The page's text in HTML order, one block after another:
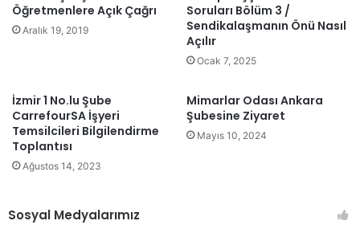
Öğretmenlere Açık Çağrı
Aralık 19, 2019
Soruları Bölüm 3 /
Sendikalaşmanın Önü Nasıl
Açılır
Ocak 7, 2025
İzmir 1 No.lu Şube
CarrefourSA İşyeri
Temsilcileri Bilgilendirme
Toplantısı
Ağustos 14, 2023
Mimarlar Odası Ankara
Şubesine Ziyaret
Mayıs 10, 2024
Sosyal Medyalarımız